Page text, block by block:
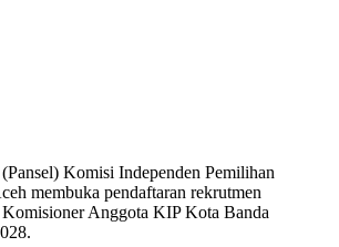
Komisi Independen Pemilihan
membuka pendaftaran rekrutmen
Anggota KIP Kota Banda